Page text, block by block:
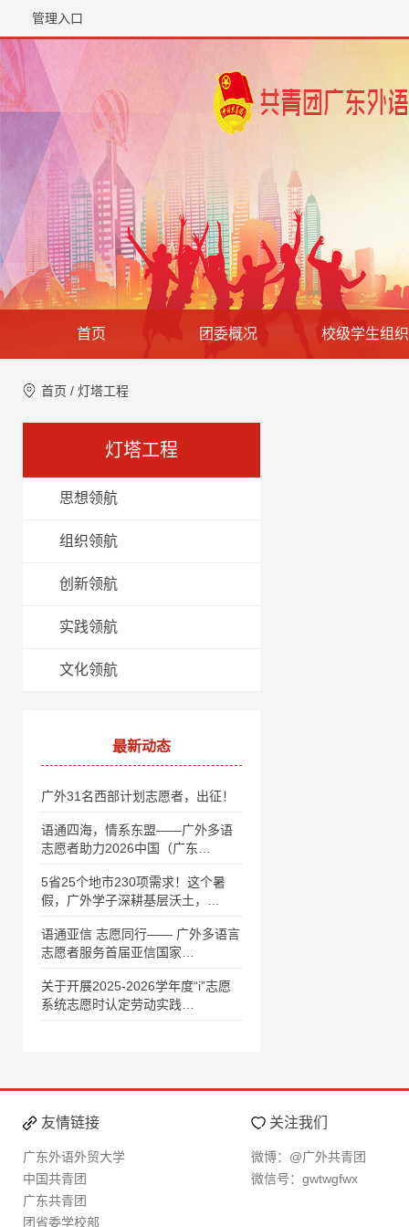
管理入口
首页 团委概况 校级学生组织
首页 / 灯塔工程
灯塔工程
思想领航
组织领航
创新领航
实践领航
文化领航
最新动态
广外31名西部计划志愿者，出征！
语通四海，情系东盟——广外多语
志愿者助力2026中国（广东…
5省25个地市230项需求！这个暑
假，广外学子深耕基层沃土，…
语通亚信 志愿同行—— 广外多语言
志愿者服务首届亚信国家…
关于开展2025-2026学年度“i”志愿
系统志愿时认定劳动实践…
友情链接
广东外语外贸大学
中国共青团
广东共青团
团省委学校部
关注我们
微博：@广外共青团
微信号：gwtwgfwx